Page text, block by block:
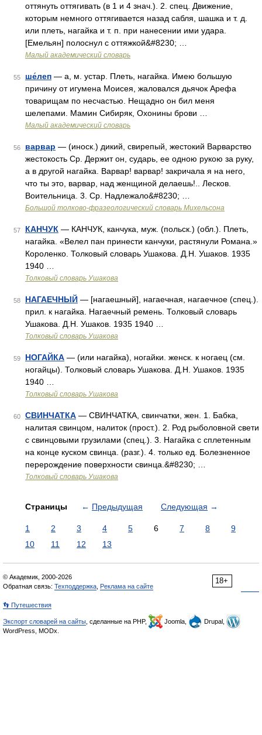
оттянуть оттягивать (в 1 и 4 знач.). 2. спец. Движение,
которым немного оттягивается назад сабля, шашка и т. д.
или плеть, нагайка и т. п. при нанесении ими удара.
[Емельян] полоснул с оттяжкой&#8230; …
Малый академический словарь
55 ше́леп — а, м. устар. Плеть, нагайка. Имею большую
причину от игумена Моисея, жаловался дьячок Арефа
товарищам по несчастью. Нещадно он бил меня
шелепами. Мамин Сибиряк, Охонины брови …
Малый академический словарь
56 варвар — (иноск.) дикий, свирепый, жестокий Варварство
жестокость Ср. Держит он, сударь, ее одною рукою за руку,
а в другой нагайка. Варвар! варвар! закричала я на него,
что ты это, варвар, над женщиной делаешь!.. Лесков.
Воительница. 3. Ср. Надлежало&#8230; …
Большой толково-фразеологический словарь Михельсона
57 КАНЧУК — КАНЧУК, канчука, муж. (польск.) (обл.). Плеть,
нагайка. «Велел пан принести канчуки, растянули Романа.»
Короленко. Толковый словарь Ушакова. Д.Н. Ушаков. 1935
1940 …
Толковый словарь Ушакова
58 НАГАЕЧНЫЙ — [нагаешный], нагаечная, нагаечное (спец.).
прил. к нагайка. Нагаечный ремень. Толковый словарь
Ушакова. Д.Н. Ушаков. 1935 1940 …
Толковый словарь Ушакова
59 НОГАЙКА — (или нагайка), ногайки. женск. к ногаец (см.
ногайцы). Толковый словарь Ушакова. Д.Н. Ушаков. 1935
1940 …
Толковый словарь Ушакова
60 СВИНЧАТКА — СВИНЧАТКА, свинчатки, жен. 1. Бабка,
налитая свинцом, налиток (прост.). 2. Род рыболовной свети
с свинцовыми грузилами (спец.). 3. Нагайка с сплетенным
на конце куском свинца. (разг.). 4. только ед. Болезненное
перерождение поверхности свинца.&#8230; …
Толковый словарь Ушакова
Страницы ← Предыдущая Следующая →
1 2 3 4 5 6 7 8
9
10
11 12 13
18+
© Академик, 2000-2026
Обратная связь: Техподдержка Реклама на сайте
👣 Путешествия
Экспорт словарей на сайты , сделанные на PHP, Joomla,
Drupal,
WordPress, MODx.